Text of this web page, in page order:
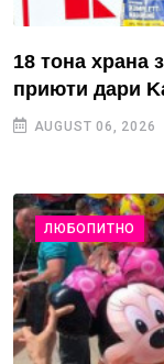
18 тона храна
приюти дари
AUGUST 06, 2026
ЛЮБОПИТНО